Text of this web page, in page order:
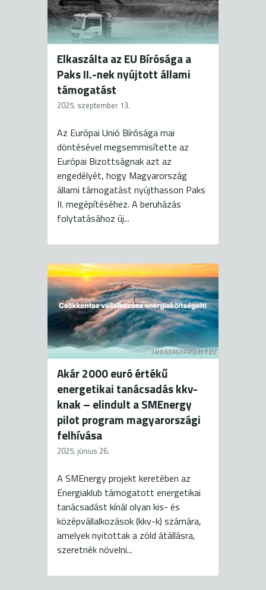
Elkaszálta az EU Bírósága a
Paks II.-nek nyújtott állami
támogatást
2025. szeptember 13.
Az Európai Unió Bírósága mai
döntésével megsemmisítette az
Európai Bizottságnak azt az
engedélyét, hogy Magyarország
állami támogatást nyújthasson Paks
II. megépítéséhez. A beruházás
folytatásához új...
SMENERGYPROJECT.EU
Akár 2000 euró értékű
energetikai tanácsadás kkv-
knak – elindult a SMEnergy
pilot program magyarországi
felhívása
2025. június 26.
A SMEnergy projekt keretében az
Energiaklub támogatott energetikai
tanácsadást kínál olyan kis- és
középvállalkozások (kkv-k) számára,
amelyek nyitottak a zöld átállásra,
szeretnék növelni...